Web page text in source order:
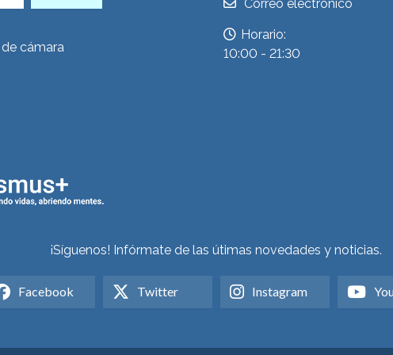
cámara
Correo electrónico
Horario:
10:00 - 21:30
¡Síguenos! Infórmate de las útimas novedades y noticias.
Facebook Twitter Instagram